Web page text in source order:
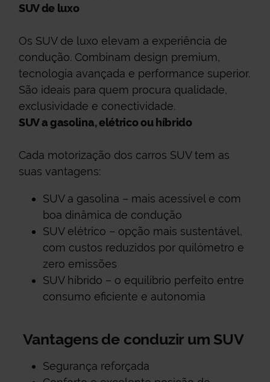
SUV de luxo
Os SUV de luxo elevam a experiência de
condução. Combinam design premium,
tecnologia avançada e performance superior.
São ideais para quem procura qualidade,
exclusividade e conectividade.
SUV a gasolina, elétrico ou híbrido
Cada motorização dos carros SUV tem as
suas vantagens:
SUV a gasolina – mais acessível e com
boa dinâmica de condução
SUV elétrico – opção mais sustentável,
com custos reduzidos por quilómetro e
zero emissões
SUV híbrido – o equilíbrio perfeito entre
consumo eficiente e autonomia
Vantagens de conduzir um SUV
Segurança reforçada